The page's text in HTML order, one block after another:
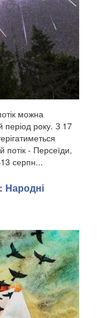
можна
період року. З 17
потік - Персеїди,
серпн...
Народні